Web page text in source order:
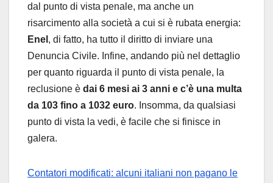
dal punto di vista penale, ma anche un
risarcimento alla società a cui si è rubata energia:
Enel , di fatto, ha tutto il diritto di inviare una
Denuncia Civile. Infine, andando più nel dettaglio
per quanto riguarda il punto di vista penale, la
reclusione è dai 6 mesi ai 3 anni e c’è una multa
da 103 fino a 1032 euro. Insomma, da qualsiasi
punto di vista la vedi, è facile che si finisce in
galera.
Contatori modificati: alcuni italiani non pagano le